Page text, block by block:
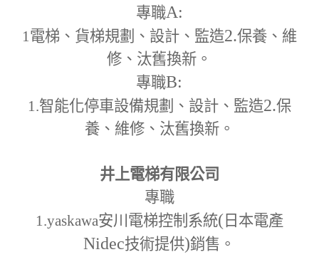
專職A:
1電梯、貨梯規劃、設計、監造2.保養、維
修、汰舊換新。
專職B:
1.智能化停車設備規劃、設計、監造2.保
養、維修、汰舊換新。
井上電梯有限公司
專職
1.yaskawa安川電梯控制系統( 日本電產
Nidec技術提供)銷售。